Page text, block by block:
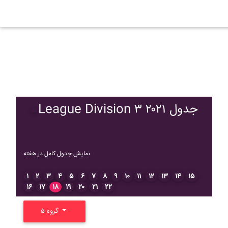
League Division ۳ ۲۰۲۱ جدول
نمایش جدول کامل در هفته
۱ ۲ ۳ ۴ ۵ ۶ ۷ ۸ ۹ ۱۰ ۱۱ ۱۲ ۱۳ ۱۴
۱۵
۱۶
۱۷ ۱۸ ۱۹ ۲۰ ۲۱ ۲۲